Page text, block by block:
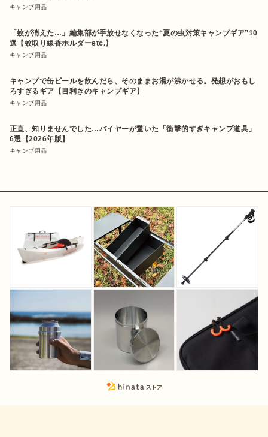
キャンプ用品
「蚊が消えた…」編集部が手放せなくなった“夏の虫対策キャンプギア”10
選【蚊取り線香ホルダーetc.】
キャンプ用品
キャンプで缶ビールを飲んだら、そのままお湯が沸かせる。発想がおもし
ろすぎるギア【目利きのキャンプギア】
キャンプ用品
正直、知りませんでした…バイヤーが驚いた「衝撃的すぎキャンプ道具」
6選【2026年版】
キャンプ用品